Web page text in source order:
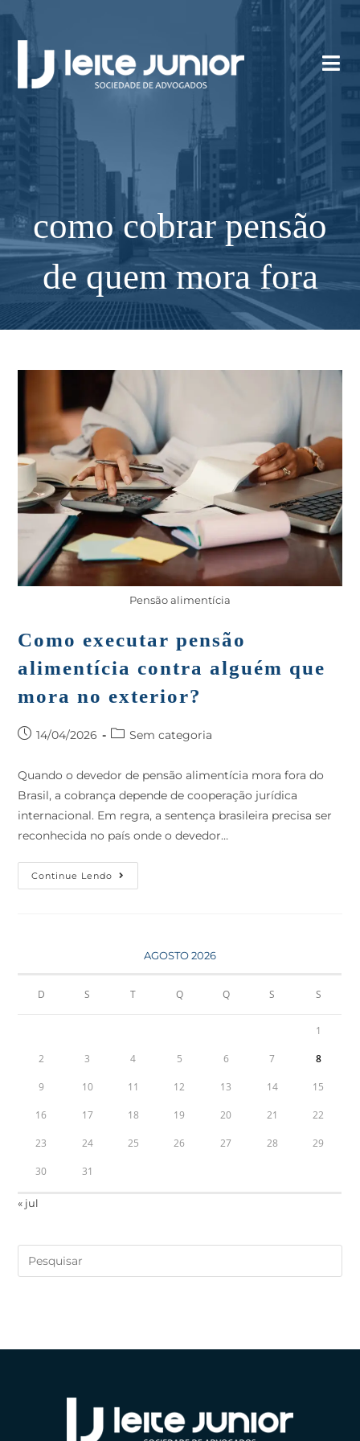
como cobrar pensão
de quem mora fora
Pensão alimentícia
Como executar pensão
alimentícia contra alguém que
mora no exterior?
14/04/2026 Sem categoria
Quando o devedor de pensão alimentícia mora fora do
Brasil, a cobrança depende de cooperação jurídica
internacional. Em regra, a sentença brasileira precisa ser
reconhecida no país onde o devedor…
Continue Lendo
AGOSTO 2026
D S T Q Q S S
1
2 3 4 5 6 7 8
9 10 11 12 13 14 15
16 17 18 19 20 21 22
23 24 25 26 27 28 29
30 31
« jul